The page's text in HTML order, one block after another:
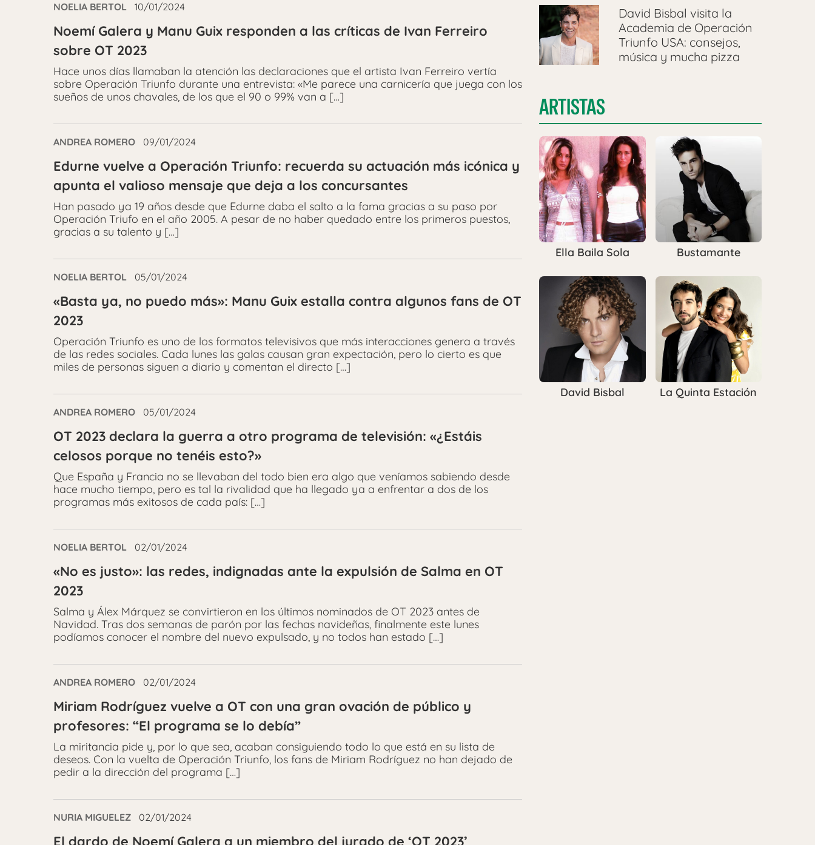
NOELIA BERTOL 10/01/2024
Noemí Galera y Manu Guix responden a las críticas de Ivan Ferreiro
sobre OT 2023
Hace unos días llamaban la atención las declaraciones que el artista Ivan Ferreiro vertía
sobre Operación Triunfo durante una entrevista: «Me parece una carnicería que juega con los
sueños de unos chavales, de los que el 90 o 99% van a […]
ANDREA ROMERO 09/01/2024
Edurne vuelve a Operación Triunfo: recuerda su actuación más icónica y
apunta el valioso mensaje que deja a los concursantes
Han pasado ya 19 años desde que Edurne daba el salto a la fama gracias a su paso por
Operación Triufo en el año 2005. A pesar de no haber quedado entre los primeros puestos,
gracias a su talento y […]
NOELIA BERTOL 05/01/2024
«Basta ya, no puedo más»: Manu Guix estalla contra algunos fans de OT
2023
Operación Triunfo es uno de los formatos televisivos que más interacciones genera a través
de las redes sociales. Cada lunes las galas causan gran expectación, pero lo cierto es que
miles de personas siguen a diario y comentan el directo […]
ANDREA ROMERO 05/01/2024
OT 2023 declara la guerra a otro programa de televisión: «¿Estáis
celosos porque no tenéis esto?»
Que España y Francia no se llevaban del todo bien era algo que veníamos sabiendo desde
hace mucho tiempo, pero es tal la rivalidad que ha llegado ya a enfrentar a dos de los
programas más exitosos de cada país: […]
NOELIA BERTOL 02/01/2024
«No es justo»: las redes, indignadas ante la expulsión de Salma en OT
2023
Salma y Álex Márquez se convirtieron en los últimos nominados de OT 2023 antes de
Navidad. Tras dos semanas de parón por las fechas navideñas, finalmente este lunes
podíamos conocer el nombre del nuevo expulsado, y no todos han estado […]
ANDREA ROMERO 02/01/2024
Miriam Rodríguez vuelve a OT con una gran ovación de público y
profesores: “El programa se lo debía”
La miritancia pide y, por lo que sea, acaban consiguiendo todo lo que está en su lista de
deseos. Con la vuelta de Operación Triunfo, los fans de Miriam Rodríguez no han dejado de
pedir a la dirección del programa […]
NURIA MIGUELEZ 02/01/2024
El dardo de Noemí Galera a un miembro del jurado de ‘OT 2023’
David Bisbal visita la
Academia de Operación
Triunfo USA: consejos,
música y mucha pizza
ARTISTAS
Ella Baila Sola Bustamante
David Bisbal La Quinta Estación